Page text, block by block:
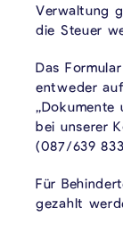
Verwaltung
die Steuer
Das
entweder
bei unserer
(087/639
Für
gezahlt